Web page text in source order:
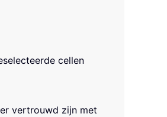
cellen
vertrouwd zijn met